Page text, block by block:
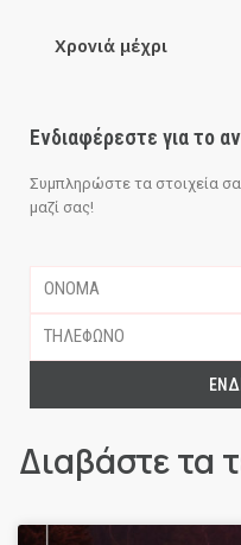
Χρονιά μέχρι
Ενδιαφέρεστε για το
Συμπληρώστε τα στοιχεία
μαζί σας!
Διαβάστε τα